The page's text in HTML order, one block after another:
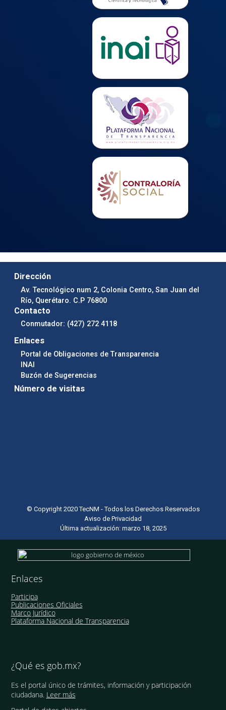
Dirección
Av. Tecnológico num 2, Colonia Centro, San Juan del
Río, Querétaro. C.P 76800
Contacto
Conmutador: (427) 272 4118
Enlaces
Portal de Obligaciones de Transparencia
INAI
Buzón de Sugerencias
Número de visitas
© Copyright 2020 TecNM - Todos los Derechos Reservados
Aviso de Privacidad
Última actualización: marzo 18, 2025
Enlaces
Participa
Publicaciones Oficiales
Marco Jurídico
Plataforma Nacional de Transparencia
¿Qué es gob.mx?
Es el portal único de trámites, información y participación
ciudadana. Leer más